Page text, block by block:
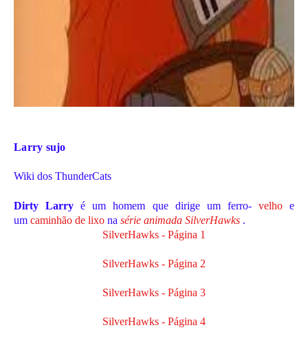
Larry sujo
Wiki dos ThunderCats
Dirty Larry é um homem que dirige um ferro- velhoe
um caminhão de lixo na série animada SilverHawks .
SilverHawks - Página 1
SilverHawks - Página 2
SilverHawks - Página 3
SilverHawks - Página 4